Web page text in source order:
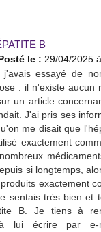
B
le : 29/04/2025
essayé de
: il n'existe aucun
un article
J'ai pris ses
me disait que
exactement
si longtemps,
exactement
sentais très bien et
B. Je tiens à
lui écrire par e-